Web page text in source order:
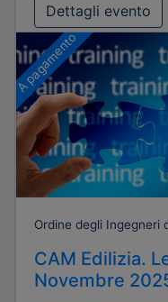
Dettagli evento
A pagamento
Ordine degli Ingegneri
CAM Edilizia.
Novembre